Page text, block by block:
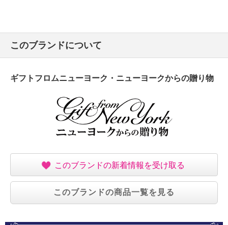
このブランドについて
ギフトフロムニューヨーク・ニューヨークからの贈り物
このブランドの新着情報を受け取る
このブランドの商品一覧を見る